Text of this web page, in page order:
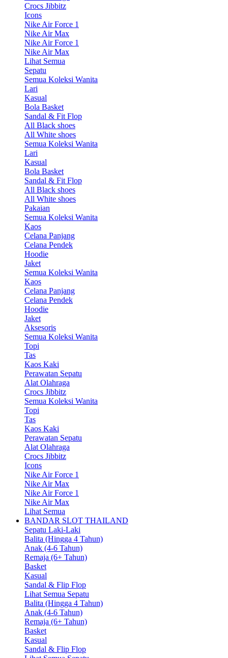
Crocs Jibbitz
Icons
Nike Air Force 1
Nike Air Max
Nike Air Force 1
Nike Air Max
Lihat Semua
Sepatu
Semua Koleksi Wanita
Lari
Kasual
Bola Basket
Sandal & Fit Flop
All Black shoes
All White shoes
Semua Koleksi Wanita
Lari
Kasual
Bola Basket
Sandal & Fit Flop
All Black shoes
All White shoes
Pakaian
Semua Koleksi Wanita
Kaos
Celana Panjang
Celana Pendek
Hoodie
Jaket
Semua Koleksi Wanita
Kaos
Celana Panjang
Celana Pendek
Hoodie
Jaket
Aksesoris
Semua Koleksi Wanita
Topi
Tas
Kaos Kaki
Perawatan Sepatu
Alat Olahraga
Crocs Jibbitz
Semua Koleksi Wanita
Topi
Tas
Kaos Kaki
Perawatan Sepatu
Alat Olahraga
Crocs Jibbitz
Icons
Nike Air Force 1
Nike Air Max
Nike Air Force 1
Nike Air Max
Lihat Semua
BANDAR SLOT THAILAND
Sepatu Laki-Laki
Balita (Hingga 4 Tahun)
Anak (4-6 Tahun)
Remaja (6+ Tahun)
Basket
Kasual
Sandal & Flip Flop
Lihat Semua Sepatu
Balita (Hingga 4 Tahun)
Anak (4-6 Tahun)
Remaja (6+ Tahun)
Basket
Kasual
Sandal & Flip Flop